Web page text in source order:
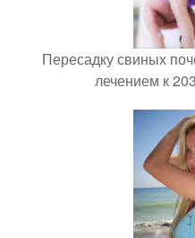
Пересадку свиных
лечением к